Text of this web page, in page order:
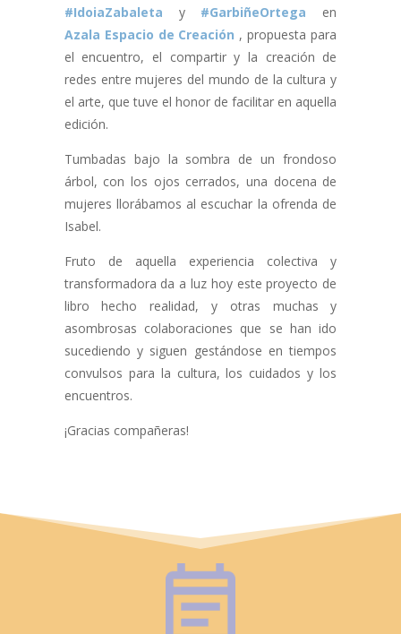
#IdoiaZabaleta y #GarbiñeOrtega en
Azala Espacio de Creación , propuesta para
el encuentro, el compartir y la creación de
redes entre mujeres del mundo de la cultura y
el arte, que tuve el honor de facilitar en aquella
edición.
Tumbadas bajo la sombra de un frondoso
árbol, con los ojos cerrados, una docena de
mujeres llorábamos al escuchar la ofrenda de
Isabel.
Fruto de aquella experiencia colectiva y
transformadora da a luz hoy este proyecto de
libro hecho realidad, y otras muchas y
asombrosas colaboraciones que se han ido
sucediendo y siguen gestándose en tiempos
convulsos para la cultura, los cuidados y los
encuentros.
¡Gracias compañeras!